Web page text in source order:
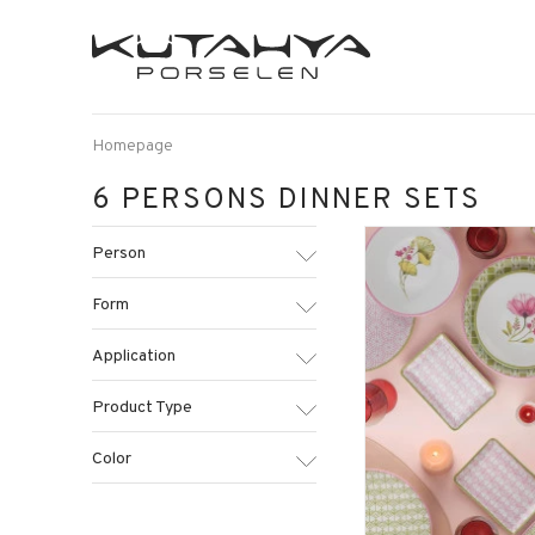
Homepage
6 PERSONS DINNER SETS
Person
Form
Application
Product Type
Color